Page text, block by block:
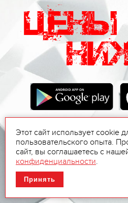
Этот сайт использует cookie
пользовательского опыта.
сайт, вы соглашаетесь с
конфиденциальности.
Принять